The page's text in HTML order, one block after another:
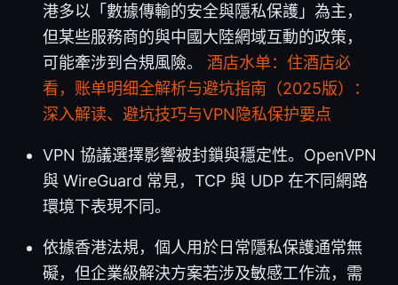
港多以「數據傳輸的安全與隱私保護」為主，
但某些服務商的與中國大陸網域互動的政策，
可能牽涉到合規風險。 酒店水单：住酒店必
看，账单明细全解析与避坑指南（2025版）：
深入解读、避坑技巧与VPN隐私保护要点
VPN 協議選擇影響被封鎖與穩定性。OpenVPN
與 WireGuard 常見，TCP 與 UDP 在不同網路
環境下表現不同。
依據香港法規，個人用於日常隱私保護通常無
礙，但企業級解決方案若涉及敏感工作流，需